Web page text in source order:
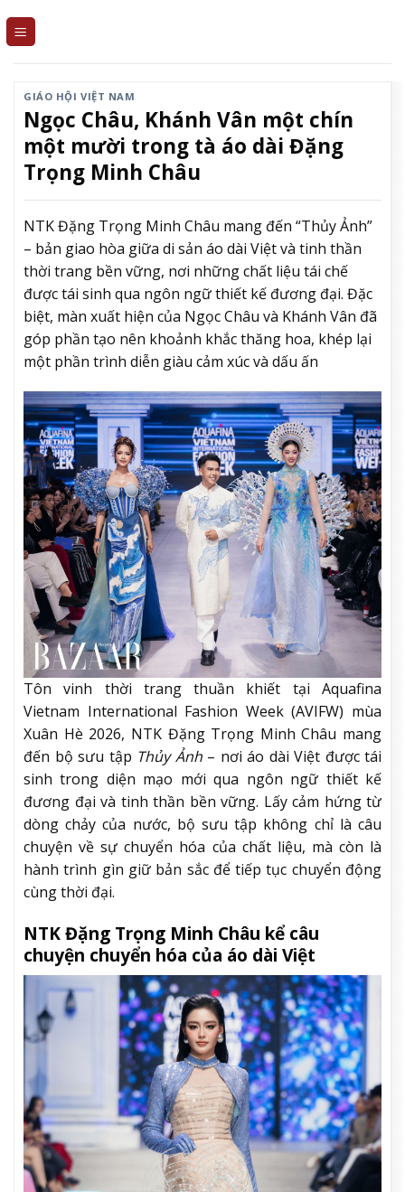
GIÁO HỘI VIỆT NAM
Ngọc Châu, Khánh Vân một chín
một mười trong tà áo dài Đặng
Trọng Minh Châu
NTK Đặng Trọng Minh Châu mang đến “Thủy Ảnh”
– bản giao hòa giữa di sản áo dài Việt và tinh thần
thời trang bền vững, nơi những chất liệu tái chế
được tái sinh qua ngôn ngữ thiết kế đương đại. Đặc
biệt, màn xuất hiện của Ngọc Châu và Khánh Vân đã
góp phần tạo nên khoảnh khắc thăng hoa, khép lại
một phần trình diễn giàu cảm xúc và dấu ấn
Tôn vinh thời trang thuần khiết tại Aquafina
Vietnam International Fashion Week (AVIFW) mùa
Xuân Hè 2026, NTK Đặng Trọng Minh Châu mang
đến bộ sưu tập Thủy Ảnh– nơi áo dài Việt được tái
sinh trong diện mạo mới qua ngôn ngữ thiết kế
đương đại và tinh thần bền vững. Lấy cảm hứng từ
dòng chảy của nước, bộ sưu tập không chỉ là câu
chuyện về sự chuyển hóa của chất liệu, mà còn là
hành trình gìn giữ bản sắc để tiếp tục chuyển động
cùng thời đại.
NTK Đặng Trọng Minh Châu kể câu
chuyện chuyển hóa của áo dài Việt